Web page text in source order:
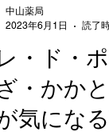
・ド・
・かか
気にな
中山薬局
2023年6月1日
読了